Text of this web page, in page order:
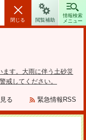
閉じる 閲覧補助
情報検索
メニュー
す。大雨に伴う土砂災
戒してください。
る 緊急情報RSS